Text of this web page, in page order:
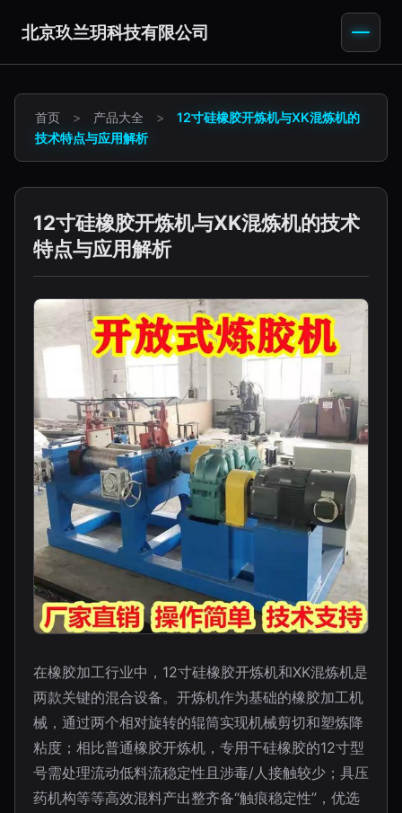
北京玖兰玥科技有限公司
首页 > 产品大全 >
12寸硅橡胶开炼机与XK混炼机的
技术特点与应用解析
12寸硅橡胶开炼机与XK混炼机的技术
特点与应用解析
在橡胶加工行业中，12寸硅橡胶开炼机和XK混炼机是
两款关键的混合设备。开炼机作为基础的橡胶加工机
械，通过两个相对旋转的辊筒实现机械剪切和塑炼降
粘度；相比普通橡胶开炼机，专用干硅橡胶的12寸型
号需处理流动低料流稳定性且涉毒/人接触较少；具压
药机构等等高效混料产出整齐备“触痕稳定性”，优选